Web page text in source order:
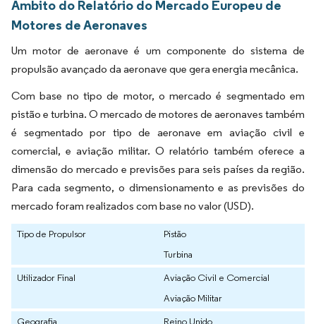
Âmbito do Relatório do Mercado Europeu de
Motores de Aeronaves
Um motor de aeronave é um componente do sistema de
propulsão avançado da aeronave que gera energia mecânica.
Com base no tipo de motor, o mercado é segmentado em
pistão e turbina. O mercado de motores de aeronaves também
é segmentado por tipo de aeronave em aviação civil e
comercial, e aviação militar. O relatório também oferece a
dimensão do mercado e previsões para seis países da região.
Para cada segmento, o dimensionamento e as previsões do
mercado foram realizados com base no valor (USD).
Tipo de Propulsor
Pistão
Turbina
Utilizador Final
Aviação Civil e Comercial
Aviação Militar
Geografia
Reino Unido